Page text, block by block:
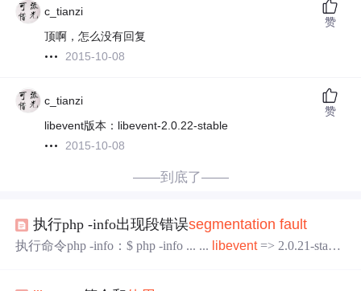
c_tianzi
顶啊，怎么没有回复
2015-10-08
赞
c_tianzi
libevent版本：libevent-2.0.22-stable
2015-10-08
赞
——到底了——
执行php -info出现段错误segmentation fault
执行命令php -info：$ php -info ... ... libevent=> 2.0.21-stable